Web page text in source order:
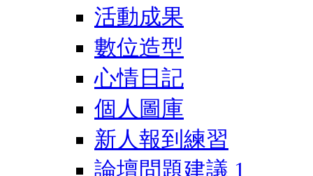
活動成果
數位造型
心情日記
個人圖庫
新人報到練習
論壇問題建議 1